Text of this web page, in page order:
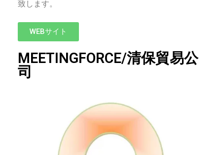
致します。
WEBサイト
MEETINGFORCE/清保貿易公
司